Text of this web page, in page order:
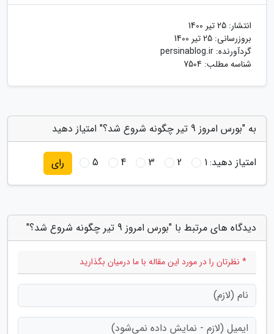
انتشار: 25 تیر 1400
بروزرسانی: 25 تیر 1400
گردآورنده: persinablog.ir
شناسه مطلب: 7504
به "بورس امروز 9 تیر چگونه شروع شد؟" امتیاز دهید
امتیاز دهید:1
2
3
4
5 رای
دیدگاه های مرتبط با "بورس امروز 9 تیر چگونه شروع شد؟"
* نظرتان را در مورد این مقاله با ما درمیان بگذارید